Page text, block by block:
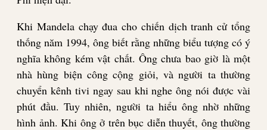
Khi Mandela chạy đua cho chiến dịch tranh cử tổng
thống năm 1994, ông biết rằng những biểu tượng có ý
nghĩa không kém vật chất. Ông chưa bao giờ là một
nhà hùng biện công cộng giỏi, và người ta thường
chuyển kênh tivi ngay sau khi nghe ông nói được vài
phút đầu. Tuy nhiên, người ta hiểu ông nhờ những
hình ảnh. Khi ông ở trên bục diễn thuyết, ông thường